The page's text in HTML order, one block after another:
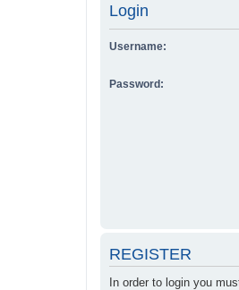
Login
Username:
Password:
REGISTER
In order to login you